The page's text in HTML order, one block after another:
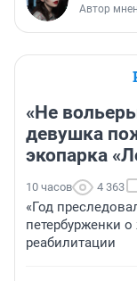
Автор
«Не
девушка
экопарка
10 часов 4 363
«Год
петербурженки
реабилитации